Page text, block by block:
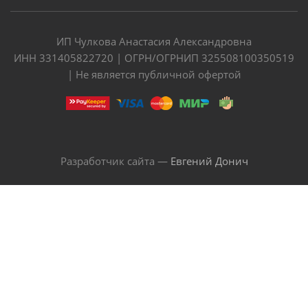
ИП Чулкова Анастасия Александровна
ИНН 331405822720 | ОГРН/ОГРНИП 325508100350519
| Не является публичной офертой
Разработчик сайта — Евгений Донич